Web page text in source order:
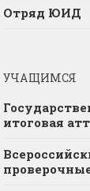
Отряд ЮИД
УЧАЩИМСЯ
итоговая